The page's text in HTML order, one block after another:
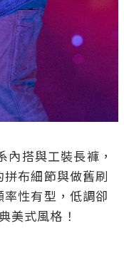
搭與工裝長褲，
布細節與做舊刷
性有型，低調卻
美式風格！